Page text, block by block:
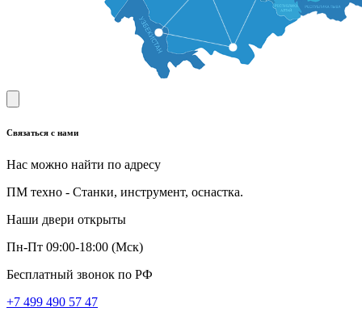
Связаться с нами
Нас можно найти по адресу
ПМ техно - Станки, инструмент, оснастка.
Наши двери открыты
Пн-Пт 09:00-18:00 (Мск)
Бесплатный звонок по РФ
+7 499 490 57 47